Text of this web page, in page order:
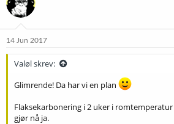
14 Jun 2017
Valøl skrev:
Glimrende! Da har vi en plan
Flaksekarbonering i 2 uker i romtemperatur
gjør nå ja.